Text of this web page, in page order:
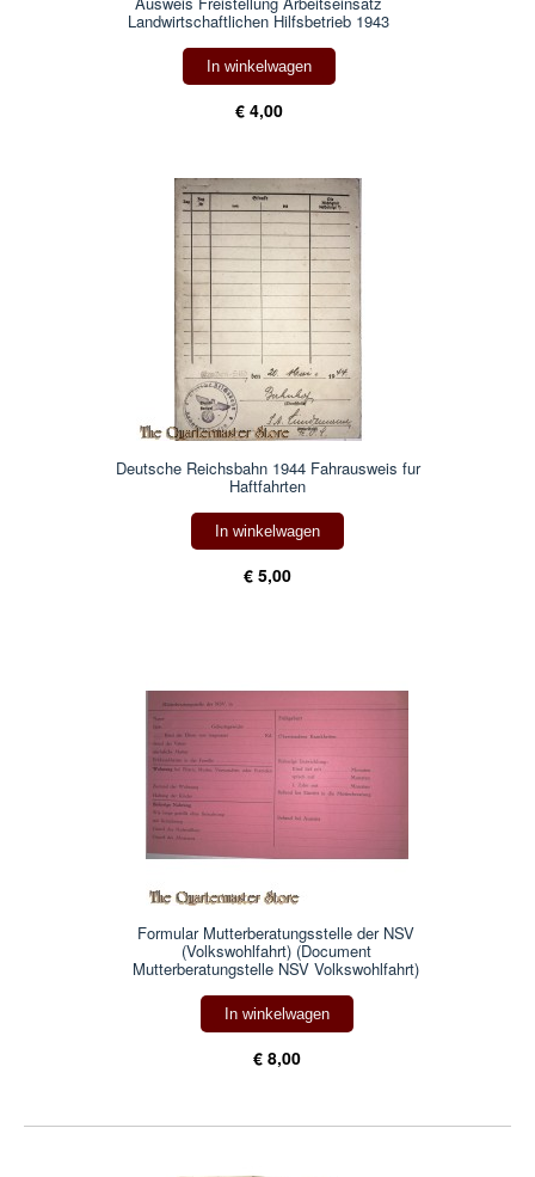
Landwirtschaftlichen Hilfsbetrieb 1943
In winkelwagen
€ 4,00
Deutsche Reichsbahn 1944 Fahrausweis fur
Haftfahrten
In winkelwagen
€ 5,00
Formular Mutterberatungsstelle der NSV
(Volkswohlfahrt) (Document
Mutterberatungstelle NSV Volkswohlfahrt)
In winkelwagen
€ 8,00